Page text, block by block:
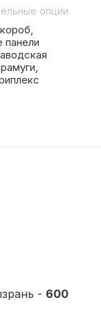
опции
панели
- 600